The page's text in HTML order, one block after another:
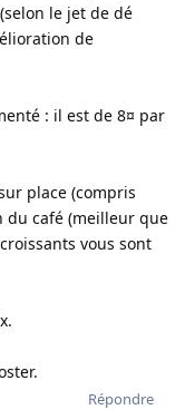
le jet de dé
de
: il est de 8¤ par
place (compris
café (meilleur que
vous sont
Répondre